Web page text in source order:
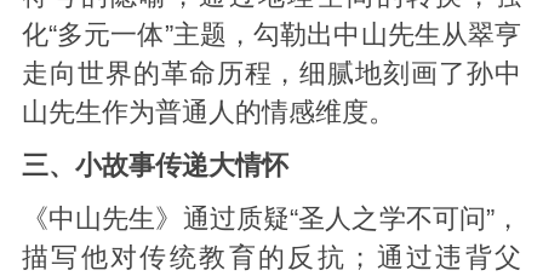
化“多元一体”主题，勾勒出中山先生从翠亨
走向世界的革命历程，细腻地刻画了孙中
山先生作为普通人的情感维度。
三、小故事传递大情怀
《中山先生》通过质疑“圣人之学不可问”，
描写他对传统教育的反抗；通过违背父